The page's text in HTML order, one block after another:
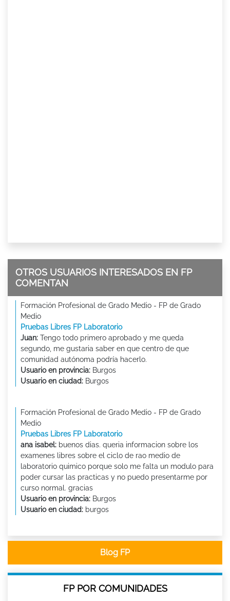
OTROS USUARIOS INTERESADOS EN FP
COMENTAN
Formación Profesional de Grado Medio - FP de Grado
Medio
Pruebas Libres FP Laboratorio
Juan: Tengo todo primero aprobado y me queda
segundo, me gustaria saber en que centro de que
comunidad autónoma podría hacerlo.
Usuario en provincia: Burgos
Usuario en ciudad: Burgos
Formación Profesional de Grado Medio - FP de Grado
Medio
Pruebas Libres FP Laboratorio
ana isabel: buenos dias. queria informacion sobre los
examenes libres sobre el ciclo de rao medio de
laboratorio quimico porque solo me falta un modulo para
poder cursar las practicas y no puedo presentarme por
curso normal. gracias
Usuario en provincia: Burgos
Usuario en ciudad: burgos
Blog FP
FP POR COMUNIDADES